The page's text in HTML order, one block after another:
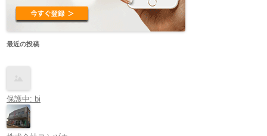
最近の投稿
保護中: bi